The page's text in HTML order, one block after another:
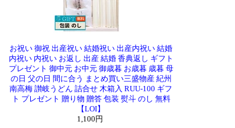
お祝い 御祝 出産祝い 結婚祝い 出産内祝い 結婚
内祝い 内祝い お返し 出産 結婚 香典返し ギフト
プレゼント 御中元 お中元 御歳暮 お歳暮 歳暮 母
の日 父の日 間に合う まとめ買い三盛物産 紀州
南高梅 讃岐うどん 詰合せ 木箱入 RUU-100 ギフ
ト プレゼント 贈り物 贈答 包装 熨斗 のし 無料
【LOI】
1,100円